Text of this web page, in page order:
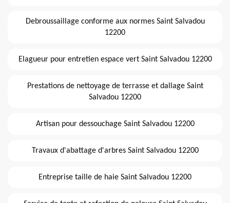
Debroussaillage conforme aux normes Saint Salvadou
12200
Elagueur pour entretien espace vert Saint Salvadou 12200
Prestations de nettoyage de terrasse et dallage Saint
Salvadou 12200
Artisan pour dessouchage Saint Salvadou 12200
Travaux d'abattage d'arbres Saint Salvadou 12200
Entreprise taille de haie Saint Salvadou 12200